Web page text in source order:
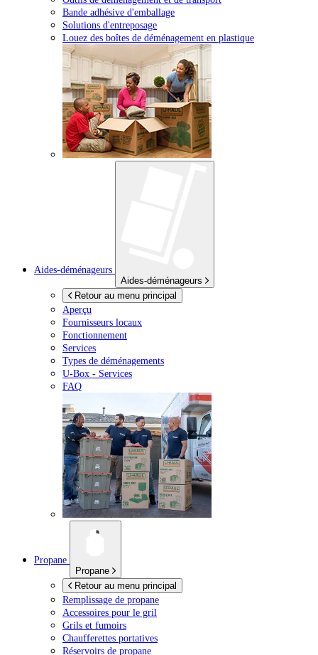
Bande adhésive d'emballage
Solutions d'entreposage
Louez des boîtes de déménagement en plastique
Aides-déménageurs
Aides-déménageurs
Retour au menu principal
Aperçu
Fournisseurs locaux
Fonctionnement
Services
Types de déménagements
U-Box - Services
FAQ
Propane
Propane
Retour au menu principal
Remplissage de propane
Accessoires pour le gril
Grils et fumoirs
Chaufferettes portatives
Réservoirs de propane